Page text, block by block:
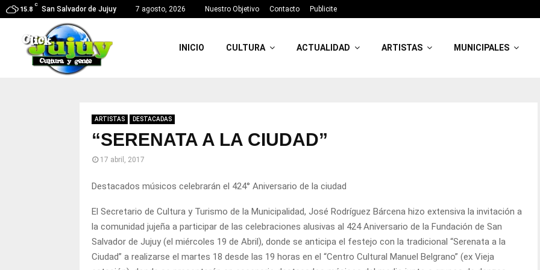
15.8
C
San Salvador de Jujuy 7 agosto, 2026 Nuestro Objetivo Contacto Publicite
INICIO CULTURA ACTUALIDAD ARTISTAS MUNICIPALES
ARTISTAS DESTACADAS
“SERENATA A LA CIUDAD”
17 abril, 2017
Destacados músicos celebrarán el 424° Aniversario de la ciudad
El Secretario de Cultura y Turismo de la Municipalidad, José Rodríguez Bárcena hizo extensiva la invitación a
la comunidad jujeña a participar de las celebraciones alusivas al 424 Aniversario de la Fundación de San
Salvador de Jujuy (el miércoles 19 de Abril), donde se anticipa el festejo con la tradicional “Serenata a la
Ciudad” a realizarse el martes 18 desde las 19 horas en el “Centro Cultural Manuel Belgrano” (ex Vieja